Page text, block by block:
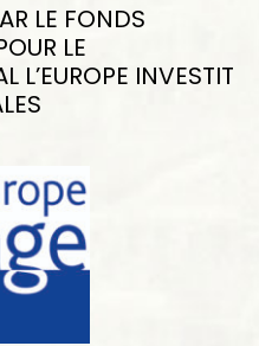
LE FONDS
LE
L’EUROPE INVESTIT